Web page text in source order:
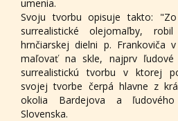
umenia.
Svoju tvorbu opisuje takto:
surrealistické olejomaľby,
hrnčiarskej dielni p. Frankoviča
maľovať na skle, najprv
surrealistickú tvorbu v ktorej
svojej tvorbe čerpá hlavne z
okolia Bardejova a
Slovenska.